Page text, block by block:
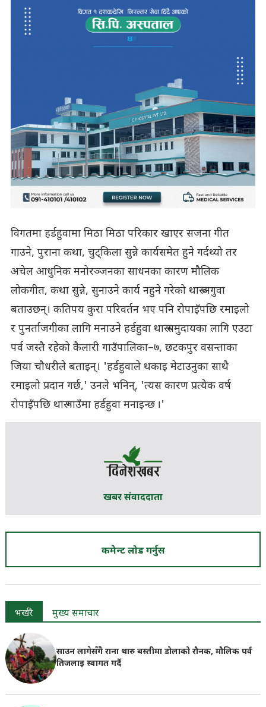
विगतमा हर्डहुवामा मिठा मिठा परिकार खाएर सजना गीत
गाउने, पुराना कथा, चुट्किला सुन्ने कार्यसमेत हुने गर्दथ्यो तर
अचेल आधुनिक मनोरञ्जनका साधनका कारण मौलिक
लोकगीत, कथा सुन्ने, सुनाउने कार्य नहुने गरेको थारू अगुवा
बताउछन्। कतिपय कुरा परिवर्तन भए पनि रोपाइँपछि रमाइलो
र पुनर्ताजगीका लागि मनाउने हर्डहुवा थारू समुदायका लागि एउटा
पर्व जस्तै रहेको कैलारी गाउँपालिका–७, छटकपुर वसन्ताका
जिया चौधरीले बताइन्। 'हर्डहुवाले थकाइ मेटाउनुका साथै
रमाइलो प्रदान गर्छ,' उनले भनिन्, 'त्यस कारण प्रत्येक वर्ष
रोपाइँपछि थारू गाउँमा हर्डहुवा मनाइन्छ ।'
खबर संवाददाता
कमेन्ट लोड गर्नुस
भर्खरै मुख्य समाचार
साउन लागेसँगै राना थारु बस्तीमा डोलाको रौनक, मौलिक पर्व
तिजलाइ स्वागत गर्दै